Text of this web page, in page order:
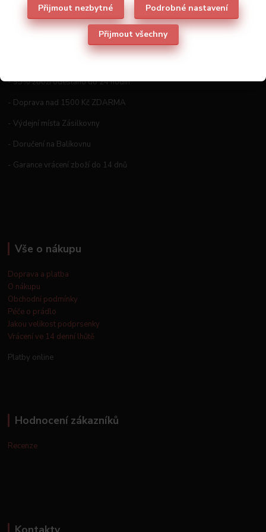
Proč nakoupit prádlo a kabelky u nás
- 95% zboží odesláno do 24 hodin
- Doprava nad 1500 Kč ZDARMA
- Výdejní místa Zásilkovny
- Doručení na Balíkovnu
- Garance vrácení zboží do 14 dnů
Vše o nákupu
Doprava a platba
O nákupu
Obchodní podmínky
Péče o prádlo
Jakou velikost podprsenky
Vrácení ve 14 denní lhůtě
Platby online
Hodnocení zákazníků
Recenze
Přijmout nezbytné Podrobné nastavení
Přijmout všechny